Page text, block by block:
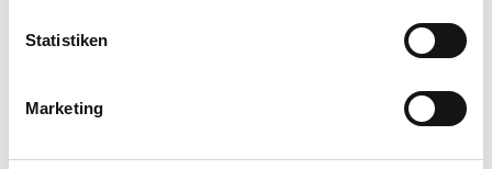
Statistiken
Marketing